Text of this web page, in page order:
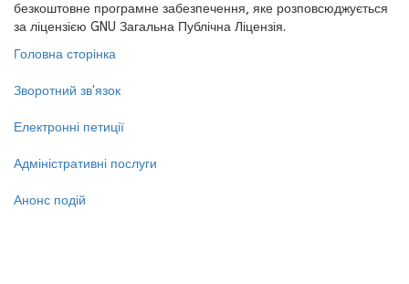
безкоштовне програмне забезпечення, яке розповсюджується
за ліцензією GNU Загальна Публічна Ліцензія.
Головна сторінка
Зворотний зв'язок
Електронні петиції
Адміністративні послуги
Анонс подій